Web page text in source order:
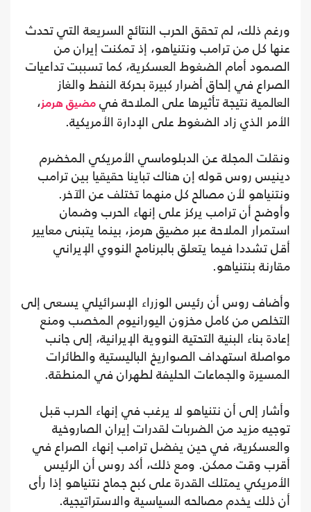
ورغم ذلك، لم تحقق الحرب النتائج السريعة التي تحدث
عنها كل من ترامب ونتنياهو، إذ تمكنت إيران من
الصمود أمام الضغوط العسكرية، كما تسببت تداعيات
الصراع في إلحاق أضرار كبيرة بحركة النفط والغاز
العالمية نتيجة تأثيرها على الملاحة في مضيق هرمز،
الأمر الذي زاد الضغوط على الإدارة الأمريكية.
ونقلت المجلة عن الدبلوماسي الأمريكي المخضرم
دينيس روس قوله إن هناك تباينا حقيقيا بين ترامب
ونتنياهو لأن مصالح كل منهما تختلف عن الآخر.
وأوضح أن ترامب يركز على إنهاء الحرب وضمان
استمرار الملاحة عبر مضيق هرمز، بينما يتبنى معايير
أقل تشددا فيما يتعلق بالبرنامج النووي الإيراني
مقارنة بنتنياهو.
وأضاف روس أن رئيس الوزراء الإسرائيلي يسعى إلى
التخلص من كامل مخزون اليورانيوم المخصب ومنع
إعادة بناء البنية التحتية النووية الإيرانية، إلى جانب
مواصلة استهداف الصواريخ الباليستية والطائرات
المسيرة والجماعات الحليفة لطهران في المنطقة.
وأشار إلى أن نتنياهو لا يرغب في إنهاء الحرب قبل
توجيه مزيد من الضربات لقدرات إيران الصاروخية
والعسكرية، في حين يفضل ترامب إنهاء الصراع في
أقرب وقت ممكن. ومع ذلك، أكد روس أن الرئيس
الأمريكي يمتلك القدرة على كبح جماح نتنياهو إذا رأى
أن ذلك يخدم مصالحه السياسية والاستراتيجية.